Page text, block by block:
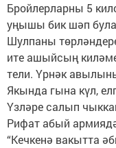
Бройлерларны 5
уңышы бик шәп
Шулпаны
ите ашыйсың
тели. Үрнәк
Якында гына күл,
Үзләре салып
Рифат абый
“Кечкенә вакытта